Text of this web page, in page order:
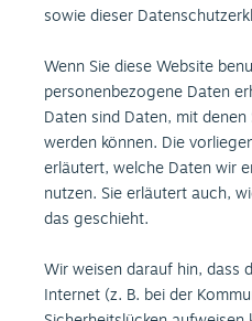
sowie dieser
Wenn Sie diese Website
personenbezogene Daten
Daten sind Daten, mit
werden können. Die
erläutert, welche Daten wir
nutzen. Sie erläutert auch,
das geschieht.
Wir weisen darauf hin, dass
Internet (z. B. bei der